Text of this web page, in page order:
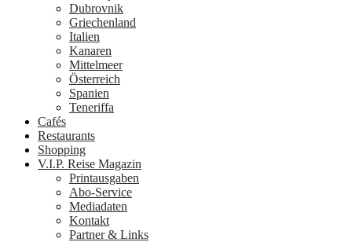
Dubrovnik
Griechenland
Italien
Kanaren
Mittelmeer
Österreich
Spanien
Teneriffa
Cafés
Restaurants
Shopping
V.I.P. Reise Magazin
Printausgaben
Abo-Service
Mediadaten
Kontakt
Partner & Links